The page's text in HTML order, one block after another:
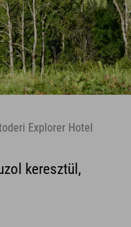
Explorer Hotel
keresztül,